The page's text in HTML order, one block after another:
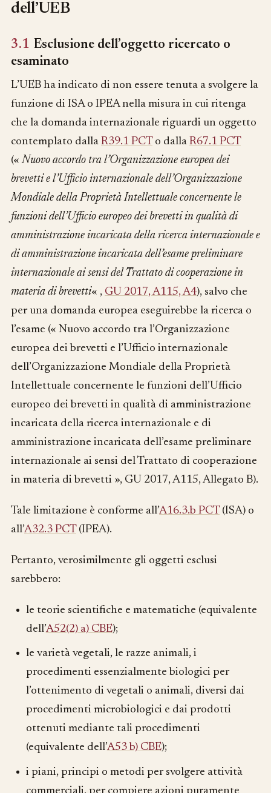
dell’UEB
3.1 Esclusione dell’oggetto ricercato o
esaminato
L’UEB ha indicato di non essere tenuta a svolgere la
funzione di ISA o IPEA nella misura in cui ritenga
che la domanda internazionale riguardi un oggetto
contemplato dalla R39.1 PCTo dalla R67.1 PCT
(« Nuovo accordo tra l’Organizzazione europea dei
brevetti e l’Ufficio internazionale dell’Organizzazione
Mondiale della Proprietà Intellettuale concernente le
funzioni dell’Ufficio europeo dei brevetti in qualità di
amministrazione incaricata della ricerca internazionale e
di amministrazione incaricata dell’esame preliminare
internazionale ai sensi del Trattato di cooperazione in
materia di brevetti« , GU 2017, A115, A4), salvo che
per una domanda europea eseguirebbe la ricerca o
l’esame (« Nuovo accordo tra l’Organizzazione
europea dei brevetti e l’Ufficio internazionale
dell’Organizzazione Mondiale della Proprietà
Intellettuale concernente le funzioni dell’Ufficio
europeo dei brevetti in qualità di amministrazione
incaricata della ricerca internazionale e di
amministrazione incaricata dell’esame preliminare
internazionale ai sensi del Trattato di cooperazione
in materia di brevetti », GU 2017, A115, Allegato B).
Tale limitazione è conforme all’A16.3.b PCT(ISA) o
all’A32.3 PCT(IPEA).
Pertanto, verosimilmente gli oggetti esclusi
sarebbero:
le teorie scientifiche e matematiche (equivalente
dell’A52(2) a) CBE);
le varietà vegetali, le razze animali, i
procedimenti essenzialmente biologici per
l’ottenimento di vegetali o animali, diversi dai
procedimenti microbiologici e dai prodotti
ottenuti mediante tali procedimenti
(equivalente dell’A53 b) CBE);
i piani, principi o metodi per svolgere attività